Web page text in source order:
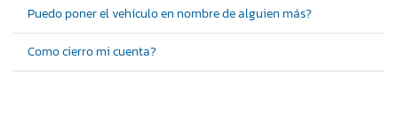
Puedo poner el vehículo en nombre de alguien más?
Como cierro mi cuenta?